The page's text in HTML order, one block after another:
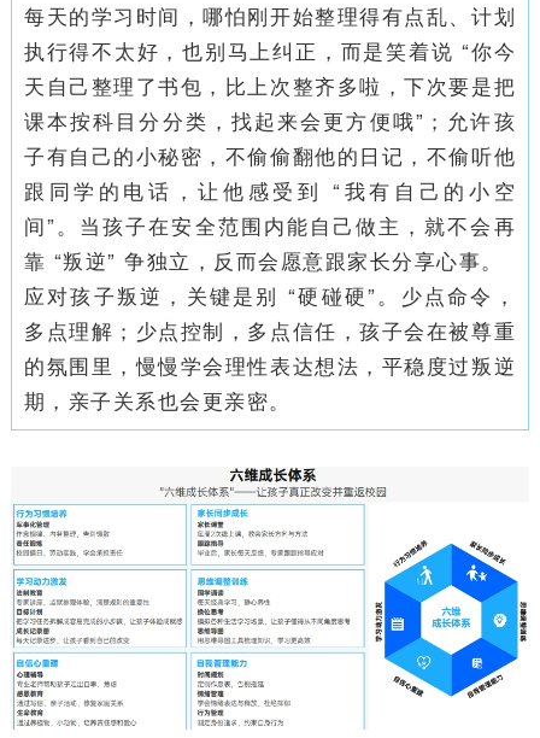
每天的学习时间，哪怕刚开始整理得有点乱、计划
执行得不太好，也别马上纠正，而是笑着说 “你今
天自己整理了书包，比上次整齐多啦，下次要是把
课本按科目分分类，找起来会更方便哦”；允许孩
子有自己的小秘密，不偷偷翻他的日记，不偷听他
跟同学的电话，让他感受到 “我有自己的小空
间”。当孩子在安全范围内能自己做主，就不会再
靠 “叛逆” 争独立，反而会愿意跟家长分享心事。
应对孩子叛逆，关键是别 “硬碰硬”。少点命令，
多点理解；少点控制，多点信任，孩子会在被尊重
的氛围里，慢慢学会理性表达想法，平稳度过叛逆
期，亲子关系也会更亲密。